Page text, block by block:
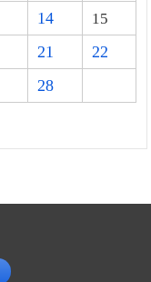
14
15
21
22
28